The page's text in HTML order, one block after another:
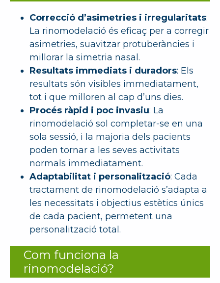
Correcció d’asimetries i irregularitats:
La rinomodelació és eficaç per a corregir
asimetries, suavitzar protuberàncies i
millorar la simetria nasal.
Resultats immediats i duradors: Els
resultats són visibles immediatament,
tot i que milloren al cap d’uns dies.
Procés ràpid i poc invasiu: La
rinomodelació sol completar-se en una
sola sessió, i la majoria dels pacients
poden tornar a les seves activitats
normals immediatament.
Adaptabilitat i personalització: Cada
tractament de rinomodelació s’adapta a
les necessitats i objectius estètics únics
de cada pacient, permetent una
personalització total.
Com funciona la
rinomodelació?